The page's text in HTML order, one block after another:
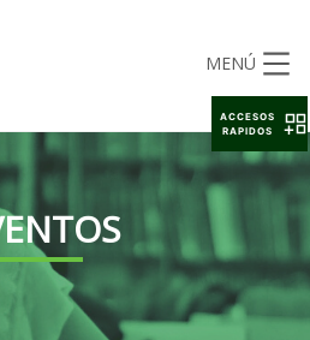
MENÚ
ACCESOS
RAPIDOS